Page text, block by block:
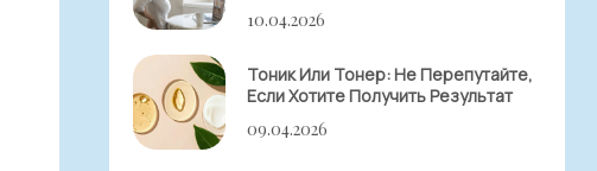
10.04.2026
Тоник Или Тонер: Не Перепутайте,
Если Хотите Получить Результат
09.04.2026